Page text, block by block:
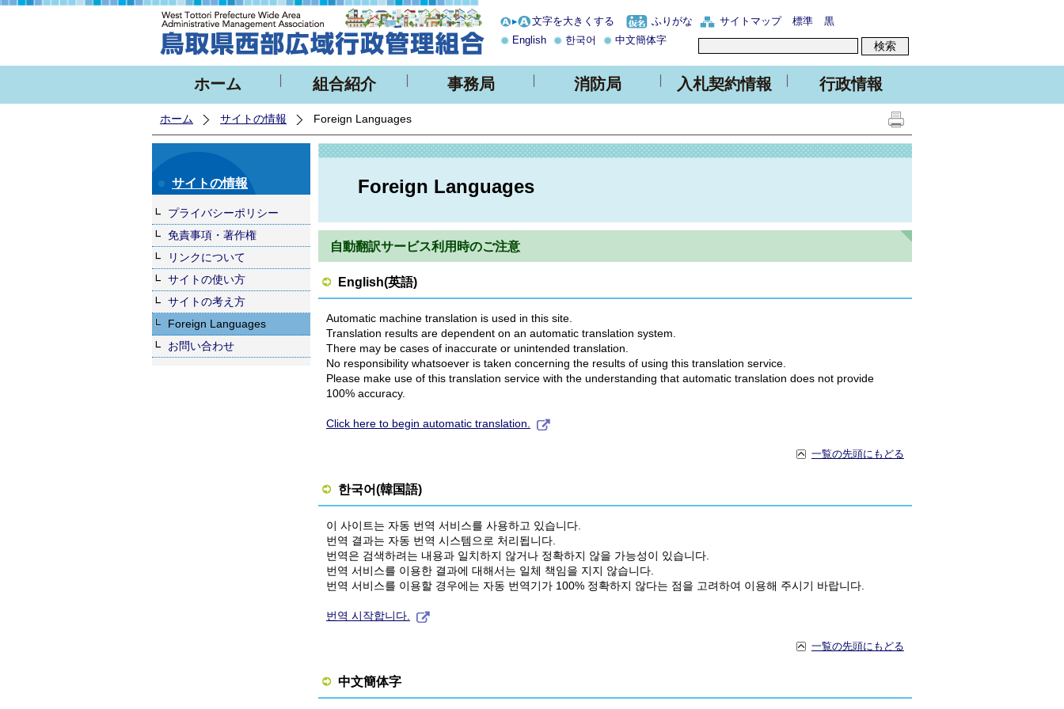
文字を大きくする ふりがな サイトマップ 標準
黒
English
한국어 中文簡体字
ホーム 組合紹介 事務局 消防局 入札契約情報 行政情報
ホーム サイトの情報 Foreign Languages
サイトの情報
プライバシーポリシー
免責事項・著作権
リンクについて
サイトの使い方
サイトの考え方
Foreign Languages
お問い合わせ
Foreign Languages
自動翻訳サービス利用時のご注意
English(英語)
Automatic machine translation is used in this site.
Translation results are dependent on an automatic translation system.
There may be cases of inaccurate or unintended translation.
No responsibility whatsoever is taken concerning the results of using this translation service.
Please make use of this translation service with the understanding that automatic translation does not provide
100% accuracy.
Click here to begin automatic translation.
一覧の先頭にもどる
한국어(韓国語)
이 사이트는 자동 번역 서비스를 사용하고 있습니다.
번역 결과는 자동 번역 시스템으로 처리됩니다.
번역은 검색하려는 내용과 일치하지 않거나 정확하지 않을 가능성이 있습니다.
번역 서비스를 이용한 결과에 대해서는 일체 책임을 지지 않습니다.
번역 서비스를 이용할 경우에는 자동 번역기가 100% 정확하지 않다는 점을 고려하여 이용해 주시기 바랍니다.
번역 시작합니다.
一覧の先頭にもどる
中文簡体字